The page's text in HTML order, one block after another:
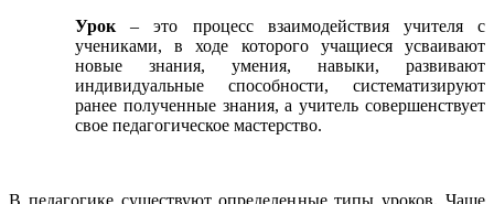
Урок – это процесс взаимодействия учителя с
учениками, в ходе которого учащиеся усваивают
новые знания, умения, навыки, развивают
индивидуальные способности, систематизируют
ранее полученные знания, а учитель совершенствует
свое педагогическое мастерство.
В педагогике существуют определенные типы уроков. Чаще